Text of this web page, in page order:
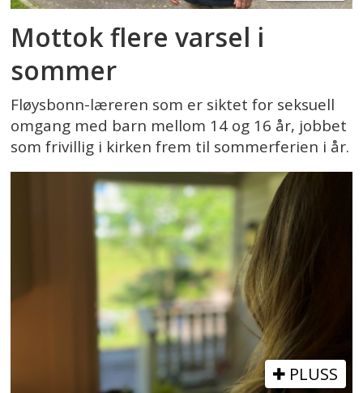
Mottok flere varsel i
sommer
Fløysbonn-læreren som er siktet for seksuell
omgang med barn mellom 14 og 16 år, jobbet
som frivillig i kirken frem til sommerferien i år.
PLUSS